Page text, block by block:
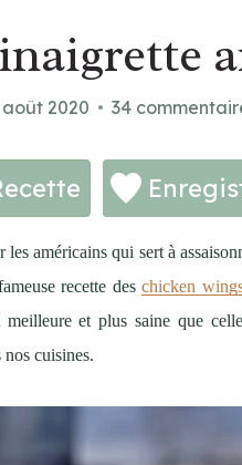
août 2020 34
américains qui sert à
recette deschicken
et plus saine que
cuisines.